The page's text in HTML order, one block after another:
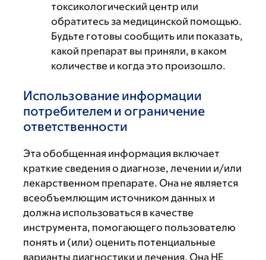
токсикологический центр или
обратитесь за медицинской помощью.
Будьте готовы сообщить или показать,
какой препарат вы приняли, в каком
количестве и когда это произошло.
Использование информации
потребителем и ограничение
ответственности
Эта обобщенная информация включает
краткие сведения о диагнозе, лечении и/или
лекарственном препарате. Она не является
всеобъемлющим источником данных и
должна использоваться в качестве
инструмента, помогающего пользователю
понять и (или) оценить потенциальные
варианты диагностики и лечения. Она НЕ